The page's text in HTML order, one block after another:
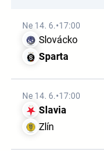
Ne 14. 6. 17:00
Slovácko
Sparta
Ne 14. 6. 17:00
Slavia
Zlín